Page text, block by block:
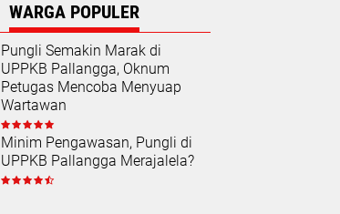
WARGA POPULER
Pungli Semakin Marak di
UPPKB Pallangga, Oknum
Petugas Mencoba Menyuap
Wartawan
Minim Pengawasan, Pungli di
UPPKB Pallangga Merajalela?